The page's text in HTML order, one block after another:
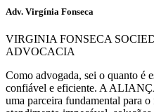
Adv. Virgínia Fonseca
VIRGINIA FONSECA
ADVOCACIA
Como advogada, sei o quanto é
confiável e eficiente. A
uma parceira fundamental para